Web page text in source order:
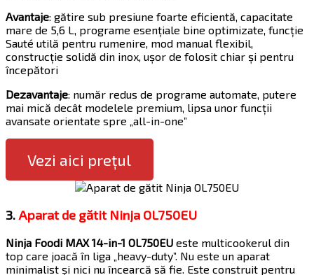
Avantaje: gătire sub presiune foarte eficientă, capacitate
mare de 5,6 L, programe esențiale bine optimizate, funcție
Sauté utilă pentru rumenire, mod manual flexibil,
construcție solidă din inox, ușor de folosit chiar și pentru
începători
Dezavantaje: număr redus de programe automate, putere
mai mică decât modelele premium, lipsa unor funcții
avansate orientate spre „all-in-one”
Vezi aici prețul
3. Aparat de gătit Ninja OL750EU
Ninja Foodi MAX 14-in-1 OL750EU este multicookerul din
top care joacă în liga „heavy-duty”. Nu este un aparat
minimalist și nici nu încearcă să fie. Este construit pentru